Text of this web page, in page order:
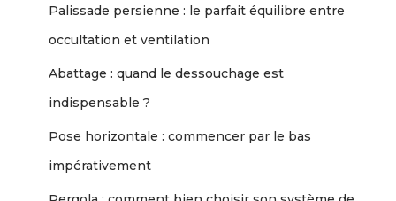
Palissade persienne : le parfait équilibre entre
occultation et ventilation
Abattage : quand le dessouchage est
indispensable ?
Pose horizontale : commencer par le bas
impérativement